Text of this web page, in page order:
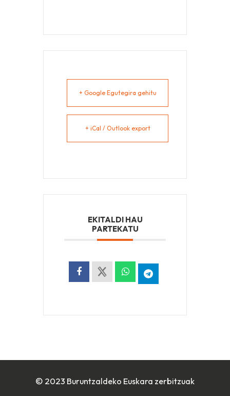
+ Google Egutegira gehitu
+ iCal / Outlook export
EKITALDI HAU
PARTEKATU
© 2023 Buruntzaldeko Euskara zerbitzuak